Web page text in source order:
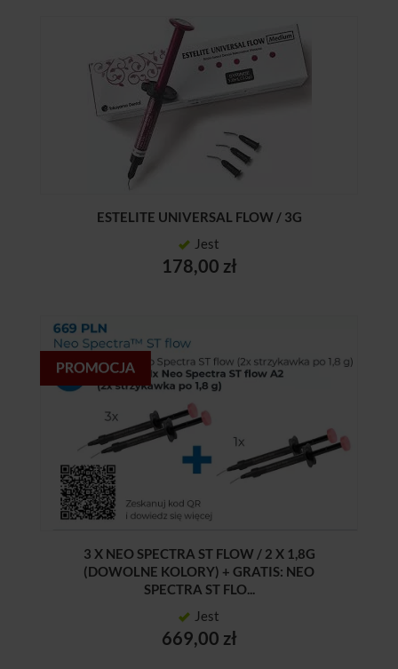
ESTELITE UNIVERSAL FLOW / 3G
Jest
178,00 zł
3 X NEO SPECTRA ST FLOW / 2 X 1,8G
(DOWOLNE KOLORY) + GRATIS: NEO
SPECTRA ST FLO...
Jest
669,00 zł